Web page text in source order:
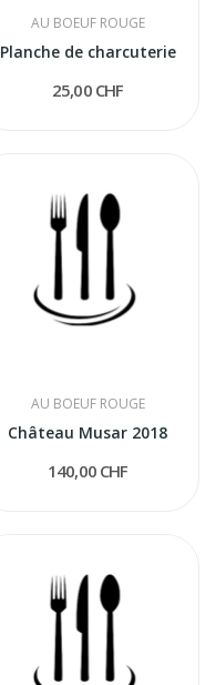
AU BOEUF ROUGE
Planche de charcuterie
25,00 CHF
AU BOEUF ROUGE
Château Musar 2018
140,00 CHF